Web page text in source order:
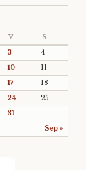
V S
Sep »
3
4
10
11
17
18
24
25
31